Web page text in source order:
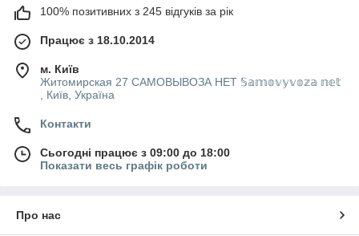
100% позитивних з 245 відгуків за рік
Працює з 18.10.2014
м. Київ
Житомирская 27 САМОВЫВОЗА НЕТ 𝕊𝕒𝕞𝕠𝕧𝕪𝕧𝕠𝕫𝕒 𝕟𝕖𝕥
, Київ, Україна
Контакти
Сьогодні працює з 09:00 до 18:00
Показати весь графік роботи
Про нас